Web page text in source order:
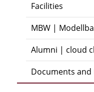
Facilities
MBW |
Alumni | cloud
Documents and